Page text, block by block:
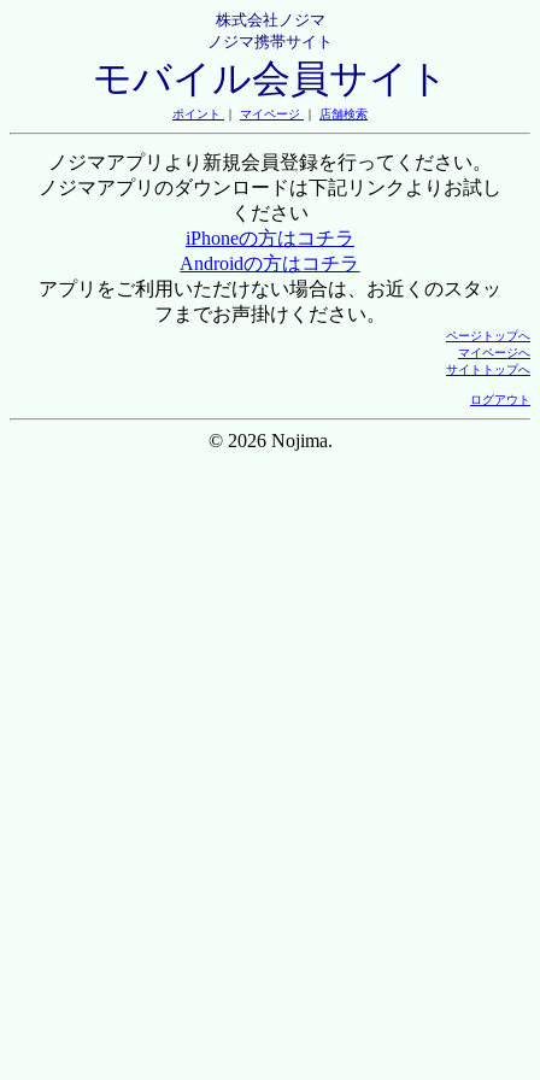
株式会社ノジマ
ノジマ携帯サイト
モバイル会員サイト
ポイント ｜ マイページ ｜ 店舗検索
ノジマアプリより新規会員登録を行ってください。
ノジマアプリのダウンロードは下記リンクよりお試し
ください
iPhoneの方はコチラ
Androidの方はコチラ
アプリをご利用いただけない場合は、お近くのスタッ
フまでお声掛けください。
ページトップへ
マイページへ
サイトトップへ
ログアウト
© 2026 Nojima.